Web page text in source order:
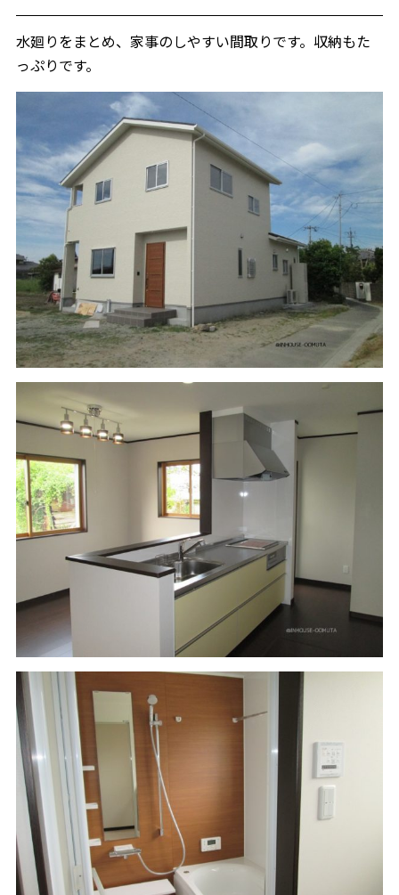
水廻りをまとめ、家事のしやすい間取りです。収納もた
っぷりです。